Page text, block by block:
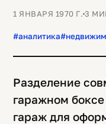
1 ЯНВАРЯ 1970 Г.3
#аналитика
Разделение
гаражном
гараж для